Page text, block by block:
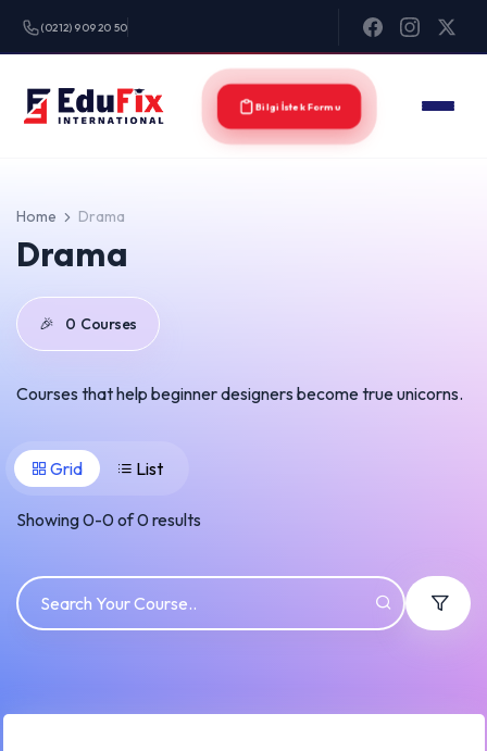
(0212) 909 20 50
Bilgi İstek Formu
Home Drama
Drama
🎉 0 Courses
Courses that help beginner designers become true unicorns.
Grid List
Showing0-0 of0 results